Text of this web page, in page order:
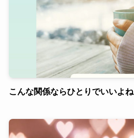
こんな関係ならひとりでいいよね